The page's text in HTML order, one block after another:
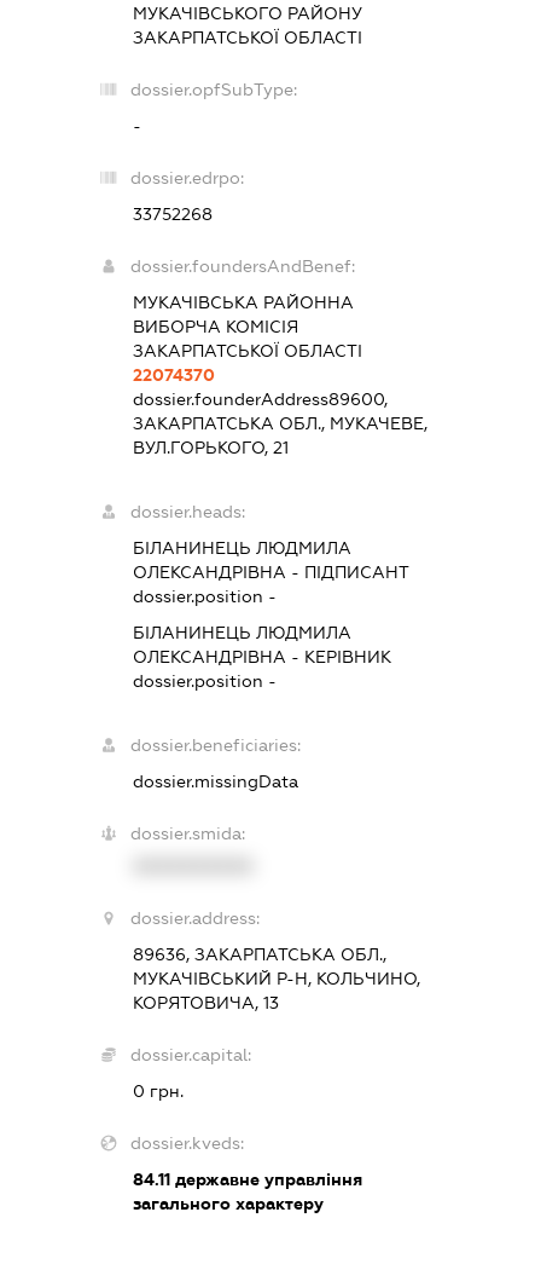
МУКАЧІВСЬКОГО РАЙОНУ
ЗАКАРПАТСЬКОЇ ОБЛАСТІ
dossier.opfSubType:
-
dossier.edrpo:
33752268
dossier.foundersAndBenef:
МУКАЧІВСЬКА РАЙОННА
ВИБОРЧА КОМІСІЯ
ЗАКАРПАТСЬКОЇ ОБЛАСТІ
22074370
dossier.founderAddress89600,
ЗАКАРПАТСЬКА ОБЛ., МУКАЧЕВЕ,
ВУЛ.ГОРЬКОГО, 21
dossier.heads:
БІЛАНИНЕЦЬ ЛЮДМИЛА
ОЛЕКСАНДРІВНА - ПІДПИСАНТ
dossier.position -
БІЛАНИНЕЦЬ ЛЮДМИЛА
ОЛЕКСАНДРІВНА - КЕРІВНИК
dossier.position -
dossier.beneficiaries:
dossier.missingData
dossier.smida:
dossier.address:
89636, ЗАКАРПАТСЬКА ОБЛ.,
МУКАЧІВСЬКИЙ Р-Н, КОЛЬЧИНО,
КОРЯТОВИЧА, 13
dossier.capital:
0 грн.
dossier.kveds:
84.11 державне управління
загального характеру